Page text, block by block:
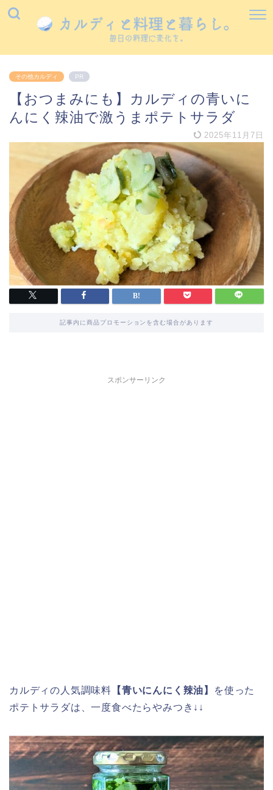
その他カルディ PR
【おつまみにも】カルディの青いに
んにく辣油で激うまポテトサラダ
2025年11月7日
記事内に商品プロモーションを含む場合があります
スポンサーリンク
カルディの人気調味料 【青いにんにく辣油】
を使った
ポテトサラダは、一度食べたらやみつき↓↓